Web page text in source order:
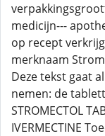
medicijn---
op recept
merknaam
Deze tekst gaat
nemen: de
STROMECTOL
IVERMECTINE